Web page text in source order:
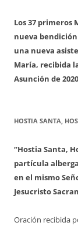
Los 37 primeros
nueva
una nueva
María, recibida
Asunción de
HOSTIA SANTA,
“Hostia Santa,
partícula
en el mismo
Jesucristo
Oración recibida